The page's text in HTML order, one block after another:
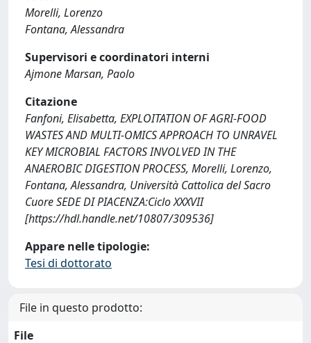
Morelli, Lorenzo
Fontana, Alessandra
Supervisori e coordinatori interni
Ajmone Marsan, Paolo
Citazione
Fanfoni, Elisabetta, EXPLOITATION OF AGRI-FOOD
WASTES AND MULTI-OMICS APPROACH TO UNRAVEL
KEY MICROBIAL FACTORS INVOLVED IN THE
ANAEROBIC DIGESTION PROCESS, Morelli, Lorenzo,
Fontana, Alessandra, Università Cattolica del Sacro
Cuore SEDE DI PIACENZA:Ciclo XXXVII
[https://hdl.handle.net/10807/309536]
Appare nelle tipologie:
Tesi di dottorato
File in questo prodotto:
File